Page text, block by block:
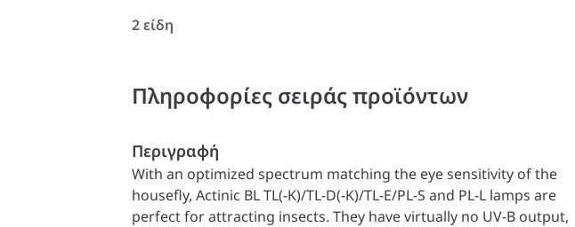
2 είδη
Πληροφορίες σειράς προϊόντων
Περιγραφή
With an optimized spectrum matching the eye sensitivity of the
housefly, Actinic BL TL(-K)/TL-D(-K)/TL-E/PL-S and PL-L lamps are
perfect for attracting insects. They have virtually no UV-B output,